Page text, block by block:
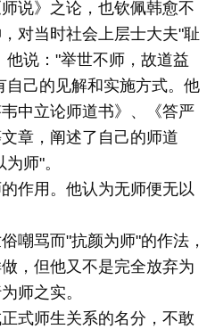
》之论，也钦佩韩愈不
对当时社会上层士大夫"耻
说："举世不师，故道益
自己的见解和实施方式。他
中立论师道书》、《答严
章，阐述了自己的师道
师"。
用。他认为无师便无以
骂而"抗颜为师"的作法，
，但他又不是完全放弃为
师之实。
师生关系的名分，不敢